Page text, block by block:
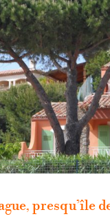
presqu’île